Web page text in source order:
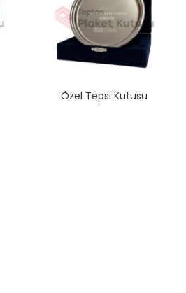
Özel Tepsi Kutusu